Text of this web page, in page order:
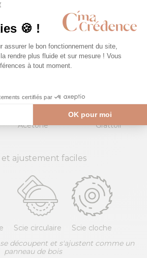
Éponge
Lave-
vitre
Microfibre
NON
Acétone Grattoir
et ajustement faciles
Scie circulaire
Scie cloche
découpent et s'ajustent comme un
panneau de bois